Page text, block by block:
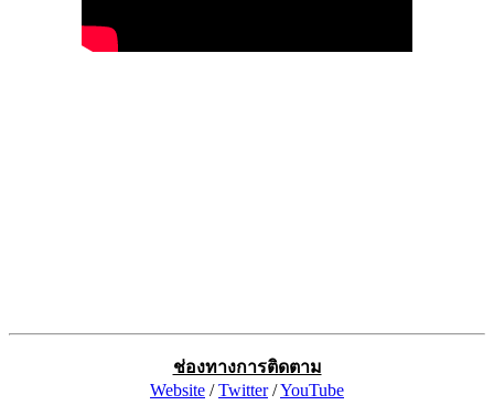
ช่องทางการติดตาม
Website /Twitter/YouTube